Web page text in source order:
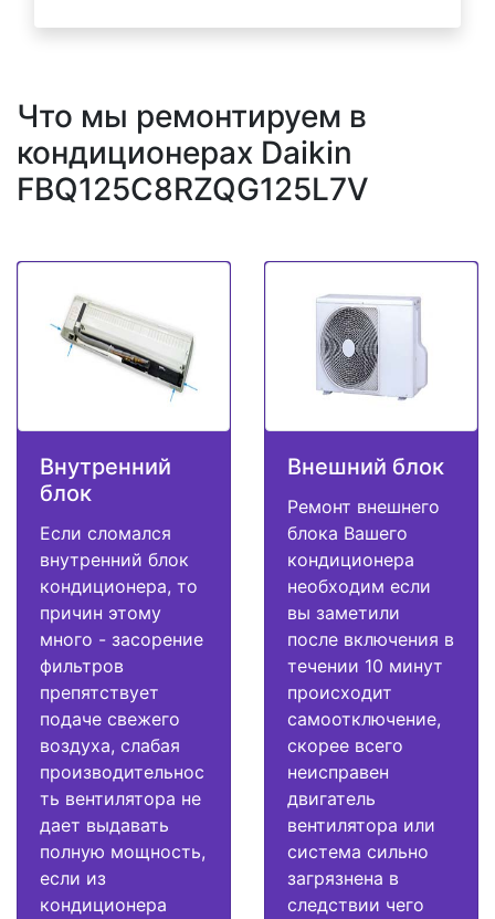
Что мы ремонтируем в
кондиционерах Daikin
FBQ125C8RZQG125L7V
Внутренний
блок
Если сломался
внутренний блок
кондиционера, то
причин этому
много - засорение
фильтров
препятствует
подаче свежего
воздуха, слабая
производительнос
ть вентилятора не
дает выдавать
полную мощность,
если из
кондиционера
Внешний блок
Ремонт внешнего
блока Вашего
кондиционера
необходим если
вы заметили
после включения в
течении 10 минут
происходит
самоотключение,
скорее всего
неисправен
двигатель
вентилятора или
система сильно
загрязнена в
следствии чего